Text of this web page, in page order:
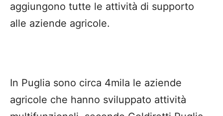
aggiungono tutte le attività di supporto
alle aziende agricole.
In Puglia sono circa 4mila le aziende
agricole che hanno sviluppato attività